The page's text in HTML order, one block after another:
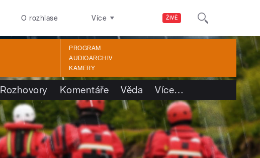
ŽIVĚ
O rozhlase Více
PROGRAM
AUDIOARCHIV
KAMERY
Rozhovory Komentáře Věda Více…